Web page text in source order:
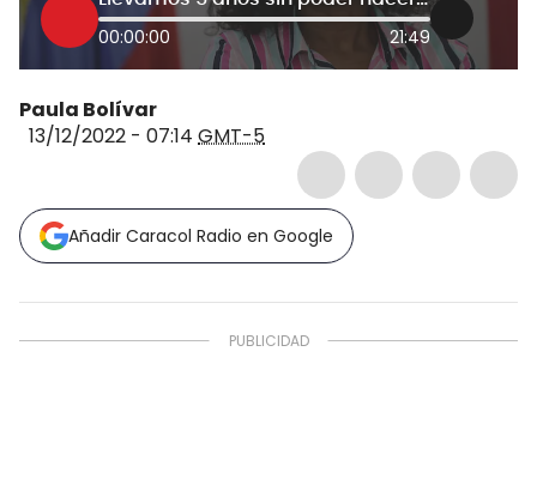
00:00:00 21:49
Paula Bolívar
13/12/2022 - 07:14 GMT-5
Añadir Caracol Radio en Google